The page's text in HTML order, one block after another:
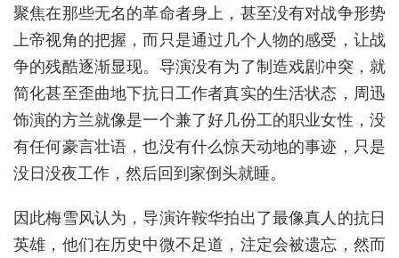
聚焦在那些无名的革命者身上，甚至没有对战争形势
上帝视角的把握，而只是通过几个人物的感受，让战
争的残酷逐渐显现。导演没有为了制造戏剧冲突，就
简化甚至歪曲地下抗日工作者真实的生活状态，周迅
饰演的方兰就像是一个兼了好几份工的职业女性，没
有任何豪言壮语，也没有什么惊天动地的事迹，只是
没日没夜工作，然后回到家倒头就睡。
因此梅雪风认为，导演许鞍华拍出了最像真人的抗日
英雄，他们在历史中微不足道，注定会被遗忘，然而